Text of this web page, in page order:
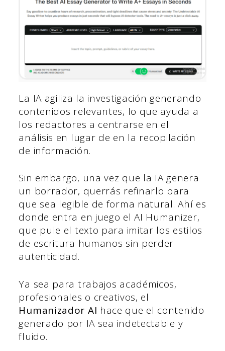
La IA agiliza la investigación generando
contenidos relevantes, lo que ayuda a
los redactores a centrarse en el
análisis en lugar de en la recopilación
de información.
Sin embargo, una vez que la IA genera
un borrador, querrás refinarlo para
que sea legible de forma natural. Ahí es
donde entra en juego el AI Humanizer,
que pule el texto para imitar los estilos
de escritura humanos sin perder
autenticidad.
Ya sea para trabajos académicos,
profesionales o creativos, el
Humanizador AI hace que el contenido
generado por IA sea indetectable y
fluido.